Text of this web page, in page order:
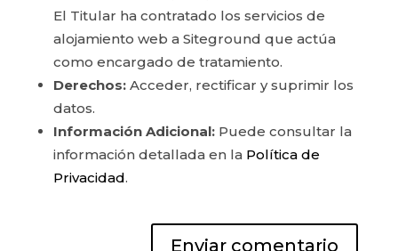
El Titular ha contratado los servicios de
alojamiento web a Siteground que actúa
como encargado de tratamiento.
Derechos:Acceder, rectificar y suprimir los
datos.
Información Adicional:Puede consultar la
información detallada en la Política de
Privacidad.